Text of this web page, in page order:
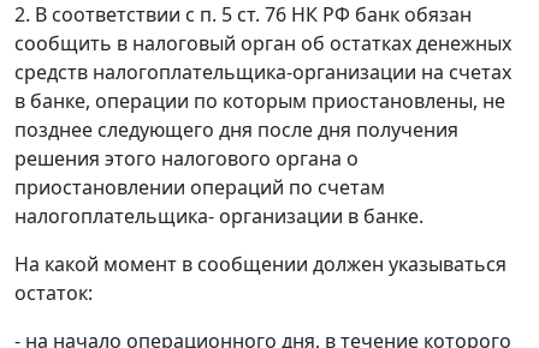
2. В соответствии с п. 5 ст. 76 НК РФ банк обязан
сообщить в налоговый орган об остатках денежных
средств налогоплательщика-организации на счетах
в банке, операции по которым приостановлены, не
позднее следующего дня после дня получения
решения этого налогового органа о
приостановлении операций по счетам
налогоплательщика- организации в банке.
На какой момент в сообщении должен указываться
остаток:
- на начало операционного дня, в течение которого